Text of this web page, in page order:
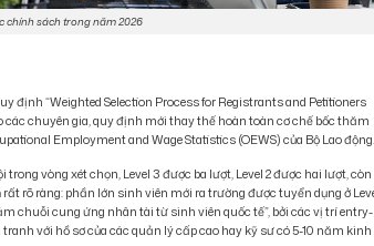
chính sách trong năm 2026
định “Weighted Selection Process for Registrants and Petitioners
các chuyên gia, quy định mới thay thế hoàn toàn cơ chế bốc thăm
Employment and Wage Statistics (OEWS) của Bộ Lao động.
vòng xét chọn, Level 3 được ba lượt, Level 2 được hai lượt, còn
rất rõ ràng: phần lớn sinh viên mới ra trường được tuyển dụng ở
chuỗi cung ứng nhân tài từ sinh viên quốc tế”, bởi các vị trí entry-
với hồ sơ của các quản lý cấp cao hay kỹ sư có 5-10 năm kinh